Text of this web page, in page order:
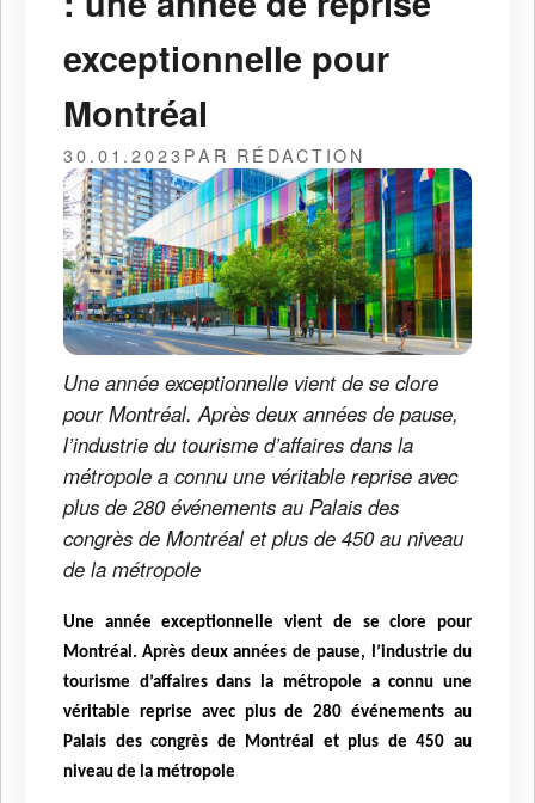
exceptionnelle pour
Montréal
30.01.2023PAR RÉDACTION
Une année exceptionnelle vient de se clore
pour Montréal. Après deux années de pause,
l’industrie du tourisme d’affaires dans la
métropole a connu une véritable reprise avec
plus de 280 événements au Palais des
congrès de Montréal et plus de 450 au niveau
de la métropole
Une année exceptionnelle vient de se clore pour
Montréal. Après deux années de pause, l’industrie du
tourisme d’affaires dans la métropole a connu une
véritable reprise avec plus de280 événements au
Palais des congrès de Montréal et plus de 450 au
niveau de la métropole